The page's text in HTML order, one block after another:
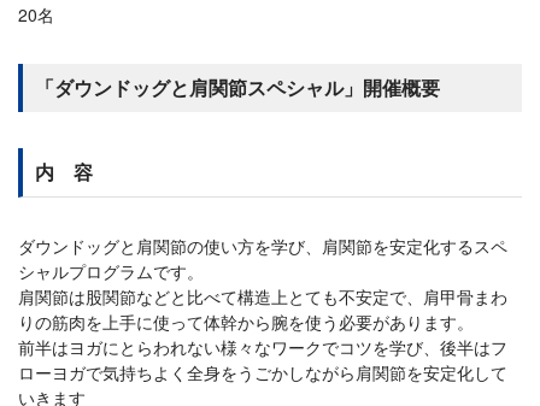
20名
「ダウンドッグと肩関節スペシャル」開催概要
内 容
ダウンドッグと肩関節の使い方を学び、肩関節を安定化するスペ
シャルプログラムです。
肩関節は股関節などと比べて構造上とても不安定で、肩甲骨まわ
りの筋肉を上手に使って体幹から腕を使う必要があります。
前半はヨガにとらわれない様々なワークでコツを学び、後半はフ
ローヨガで気持ちよく全身をうごかしながら肩関節を安定化して
いきます